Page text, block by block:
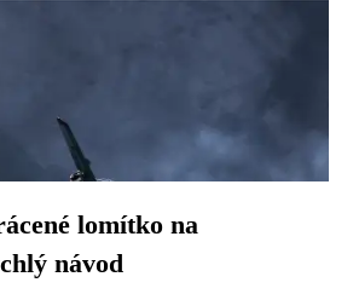
lomítko na
návod